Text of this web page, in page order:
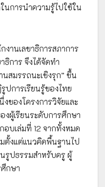
นการนำความรู้ไปใช้ใน
านเลขาธิการสภาการ
การ จึงได้จัดทำ
นสมรรถนะเชิงรุก” ขึ้น
ปการเรียนรู้ของไทย
ของโครงการวิจัยและ
ผู้เรียนระดับการศึกษา
อบเล่มที่ 12 จากทั้งหมด
ตั้งแต่แนวคิดพื้นฐานไป
รูปธรรมสำหรับครู ผู้
กษา